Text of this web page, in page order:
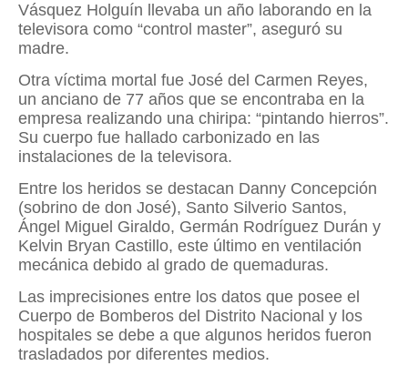
Vásquez Holguín llevaba un año laborando en la
televisora como “control master”, aseguró su
madre.
Otra víctima mortal fue José del Carmen Reyes,
un anciano de 77 años que se encontraba en la
empresa realizando una chiripa: “pintando hierros”.
Su cuerpo fue hallado carbonizado en las
instalaciones de la televisora.
Entre los heridos se destacan Danny Concepción
(sobrino de don José), Santo Silverio Santos,
Ángel Miguel Giraldo, Germán Rodríguez Durán y
Kelvin Bryan Castillo, este último en ventilación
mecánica debido al grado de quemaduras.
Las imprecisiones entre los datos que posee el
Cuerpo de Bomberos del Distrito Nacional y los
hospitales se debe a que algunos heridos fueron
trasladados por diferentes medios.